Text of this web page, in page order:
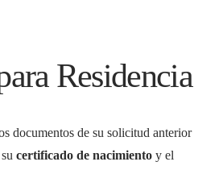
Residencia
documentos de su solicitud anterior
certificado de nacimiento y el